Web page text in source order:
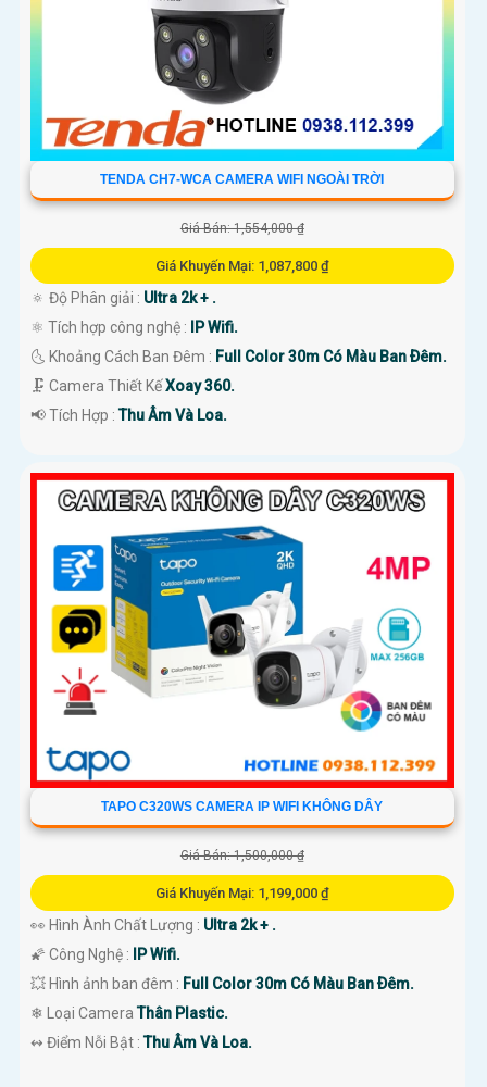
TENDA CH7-WCA CAMERA WIFI NGOÀI TRỜI
Giá Bán: 1,554,000 ₫
Giá Khuyến Mại: 1,087,800 ₫
🔅 Độ Phân giải : Ultra 2k + .
⚛️ Tích hợp công nghệ : IP Wifi.
🌜 Khoảng Cách Ban Đêm : Full Color 30m Có Màu Ban Ðêm.
🗜️ Camera Thiết KếXoay 360.
️📢 Tích Hợp :Thu Âm Và Loa.
TAPO C320WS CAMERA IP WIFI KHÔNG DÂY
Giá Bán: 1,500,000 ₫
Giá Khuyến Mại: 1,199,000 ₫
👀 Hình Ành Chất Lượng : Ultra 2k + .
🌠 Công Nghệ : IP Wifi.
💥 Hình ảnh ban đêm : Full Color 30m Có Màu Ban Ðêm.
❄ Loại CameraThân Plastic.
️↭ Điểm Nỗi Bật :Thu Âm Và Loa.